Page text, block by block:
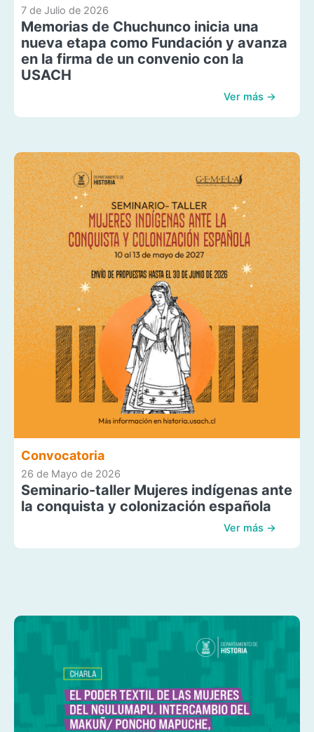
7 de Julio de 2026
Memorias de Chuchunco inicia una
nueva etapa como Fundación y avanza
en la firma de un convenio con la
USACH
Ver más →
Convocatoria
26 de Mayo de 2026
Seminario-taller Mujeres indígenas ante
la conquista y colonización española
Ver más →